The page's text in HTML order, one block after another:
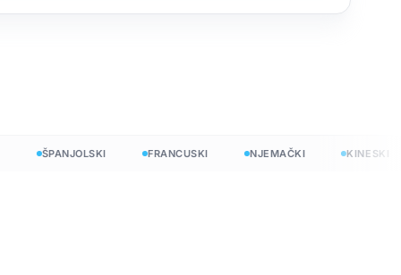
ŠPANJOLSKI FRANCUSKI NJEMAČKI KINESKI